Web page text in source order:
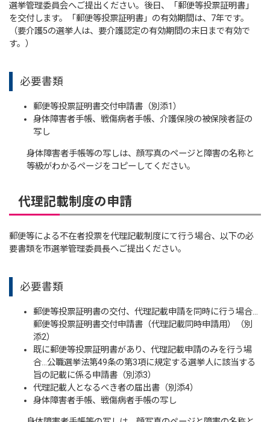
選挙管理委員会へご提出ください。後日、「郵便等投票証明書」
を交付します。「郵便等投票証明書」の有効期間は、7年です。
（要介護5の選挙人は、要介護認定の有効期間の末日まで有効で
す。）
必要書類
郵便等投票証明書交付申請書（別添1）
身体障害者手帳、戦傷病者手帳、介護保険の被保険者証の
写し
身体障害者手帳等の写しは、顔写真のページと障害の名称と
等級がわかるページをコピーしてください。
代理記載制度の申請
郵便等による不在者投票を代理記載制度にて行う場合、以下の必
要書類を市選挙管理委員長へご提出ください。
必要書類
郵便等投票証明書の交付、代理記載申請を同時に行う場合…
郵便等投票証明書交付申請書（代理記載同時申請用）（別
添2）
既に郵便等投票証明書があり、代理記載申請のみを行う場
合…公職選挙法第49条の第3項に規定する選挙人に該当する
旨の記載に係る申請書（別添3）
代理記載人となるべき者の届出書（別添4）
身体障害者手帳、戦傷病者手帳の写し